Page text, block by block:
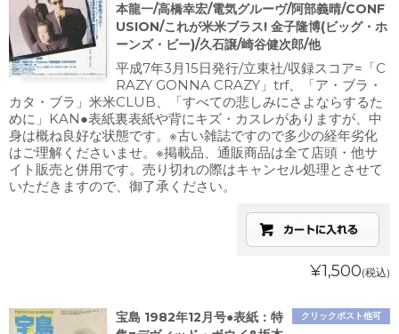
本龍一/高橋幸宏/電気グルーヴ/阿部義晴/CONF
USION/これが米米ブラス! 金子隆博(ビッグ・ホ
ーンズ・ビー)/久石譲/崎谷健次郎/他
平成7年3月15日発行/立東社/収録スコア=「C
RAZY GONNA CRAZY」trf、「ア・ブラ・
カタ・ブラ」米米CLUB、「すべての悲しみにさよならするた
めに」KAN●表紙裏表紙や背にキズ・カスレがありますが、中
身は概ね良好な状態です。※古い雑誌ですので多少の経年劣化
はご理解くださいませ。※掲載品、通販商品は全て店頭・他サ
イト販売と併用です。売り切れの際はキャンセル処理とさせて
いただきますので、御了承ください。
¥1,500(税込)
クリックポスト他可
宝島 1982年12月号●表紙：特